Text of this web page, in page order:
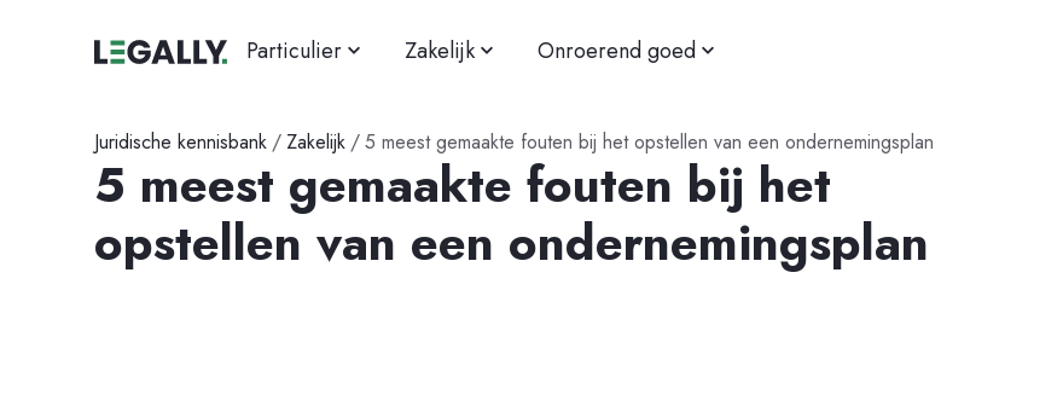
Particulier Zakelijk Onroerend goed
Juridische kennisbank / Zakelijk /5 meest gemaakte fouten bij het opstellen van een ondernemingsplan
5 meest gemaakte fouten bij het
opstellen van een ondernemingsplan